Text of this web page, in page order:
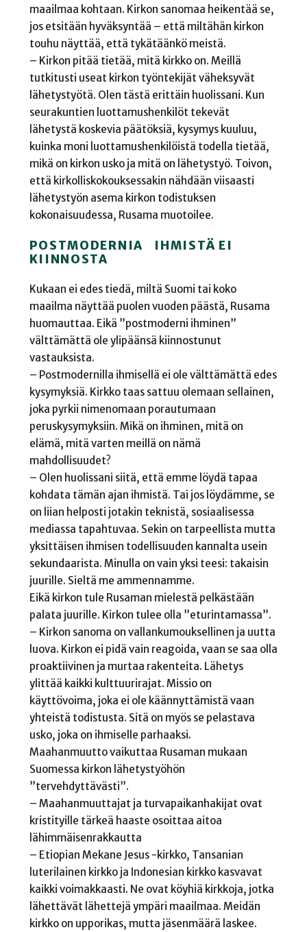
maailmaa kohtaan. Kirkon sanomaa heikentää se,
jos etsitään hyväksyntää – että miltähän kirkon
touhu näyttää, että tykätäänkö meistä.
– Kirkon pitää tietää, mitä kirkko on. Meillä
tutkitusti useat kirkon työntekijät väheksyvät
lähetystyötä. Olen tästä erittäin huolissani. Kun
seurakuntien luottamushenkilöt tekevät
lähetystä koskevia päätöksiä, kysymys kuuluu,
kuinka moni luottamushenkilöistä todella tietää,
mikä on kirkon usko ja mitä on lähetystyö. Toivon,
että kirkolliskokouksessakin nähdään viisaasti
lähetystyön asema kirkon todistuksen
kokonaisuudessa, Rusama muotoilee.
POSTMODERNIA IHMISTÄ EI
KIINNOSTA
Kukaan ei edes tiedä, miltä Suomi tai koko
maailma näyttää puolen vuoden päästä, Rusama
huomauttaa. Eikä ”postmoderni ihminen”
välttämättä ole ylipäänsä kiinnostunut
vastauksista.
– Postmodernilla ihmisellä ei ole välttämättä edes
kysymyksiä. Kirkko taas sattuu olemaan sellainen,
joka pyrkii nimenomaan porautumaan
peruskysymyksiin. Mikä on ihminen, mitä on
elämä, mitä varten meillä on nämä
mahdollisuudet?
– Olen huolissani siitä, että emme löydä tapaa
kohdata tämän ajan ihmistä. Tai jos löydämme, se
on liian helposti jotakin teknistä, sosiaalisessa
mediassa tapahtuvaa. Sekin on tarpeellista mutta
yksittäisen ihmisen todellisuuden kannalta usein
sekundaarista. Minulla on vain yksi teesi: takaisin
juurille. Sieltä me ammennamme.
Eikä kirkon tule Rusaman mielestä pelkästään
palata juurille. Kirkon tulee olla ”eturintamassa”.
– Kirkon sanoma on vallankumouksellinen ja uutta
luova. Kirkon ei pidä vain reagoida, vaan se saa olla
proaktiivinen ja murtaa rakenteita. Lähetys
ylittää kaikki kulttuurirajat. Missio on
käyttövoima, joka ei ole käännyttämistä vaan
yhteistä todistusta. Sitä on myös se pelastava
usko, joka on ihmiselle parhaaksi.
Maahanmuutto vaikuttaa Rusaman mukaan
Suomessa kirkon lähetystyöhön
”tervehdyttävästi”.
– Maahanmuuttajat ja turvapaikanhakijat ovat
kristityille tärkeä haaste osoittaa aitoa
lähimmäisenrakkautta
– Etiopian Mekane Jesus -kirkko, Tansanian
luterilainen kirkko ja Indonesian kirkko kasvavat
kaikki voimakkaasti. Ne ovat köyhiä kirkkoja, jotka
lähettävät lähettejä ympäri maailmaa. Meidän
kirkko on upporikas, mutta jäsenmäärä laskee.